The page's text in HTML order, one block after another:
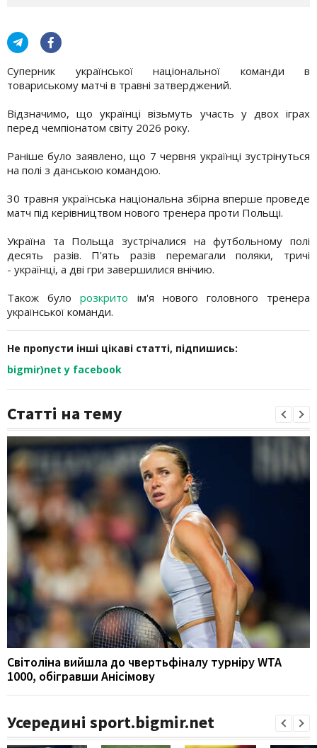
Суперник української національної команди в
товариському матчі в травні затверджений.
Відзначимо, що українці візьмуть участь у двох іграх
перед чемпіонатом світу 2026 року.
Раніше було заявлено, що 7 червня українці зустрінуться
на полі з данською командою.
30 травня українська національна збірна вперше проведе
матч під керівництвом нового тренера проти Польщі.
Україна та Польща зустрічалися на футбольному полі
десять разів. П'ять разів перемагали поляки, тричі
- українці, а дві гри завершилися внічию.
Також булорозкрито ім'я нового головного тренера
української команди.
Не пропусти інші цікаві статті, підпишись:
bigmir)net у facebook
Статті на тему
Світоліна вийшла до чвертьфіналу турніру WTA
1000, обігравши Анісімову
Усередині sport.bigmir.net